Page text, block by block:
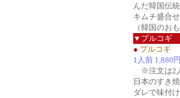
んだ韓国伝
キムチ盛合
（韓国のお
▼プルコギ
● プルコギ
1人前 1,880
※注文は2
日本のすき
ダレで味付